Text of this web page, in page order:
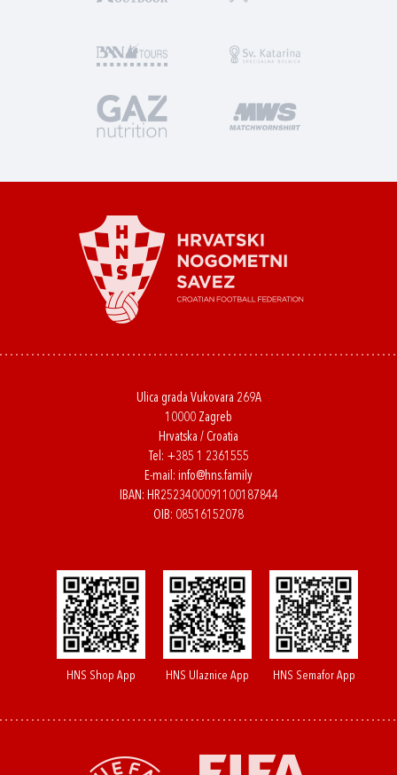
Ulica grada Vukovara 269A
10000 Zagreb
Hrvatska / Croatia
Tel: +385 1 2361555
E-mail: info@hns.family
IBAN: HR2523400091100187844
OIB: 08516152078
HNS Shop App HNS Ulaznice App HNS Semafor App